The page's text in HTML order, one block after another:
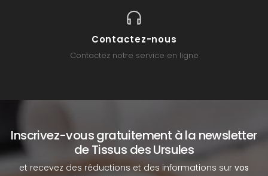
Contactez-nous
Contactez notre service en ligne
Inscrivez-vous gratuitement à la newsletter
de Tissus des Ursules
et recevez des réductions et des informations sur vos